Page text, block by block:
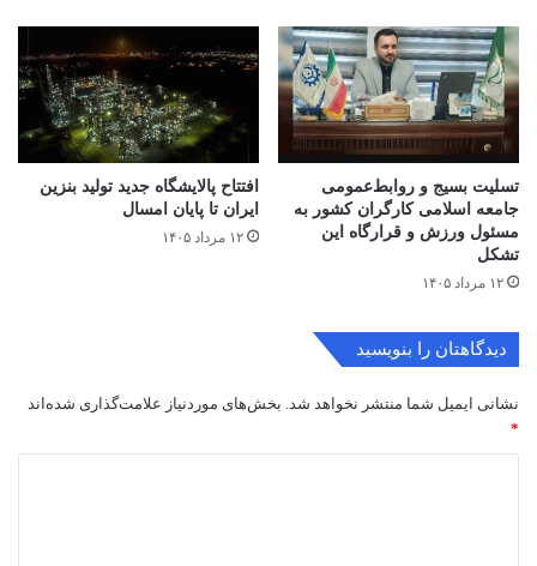
تسلیت بسیج و روابط‌عمومی
جامعه اسلامی کارگران کشور به
مسئول ورزش و قرارگاه این
تشکل
۱۲ مرداد ۱۴۰۵
افتتاح ‌پالایشگاه جدید تولید بنزین
ایران تا پایان امسال
۱۲ مرداد ۱۴۰۵
دیدگاهتان را بنویسید
نشانی ایمیل شما منتشر نخواهد شد. بخش‌های موردنیاز علامت‌گذاری شده‌اند
*